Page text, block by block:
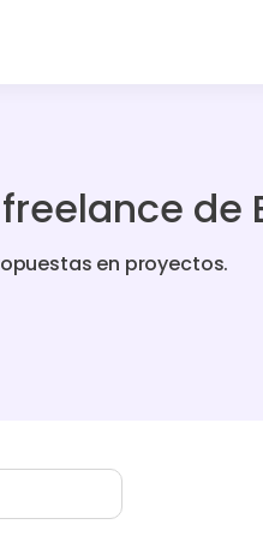
de
en proyectos.